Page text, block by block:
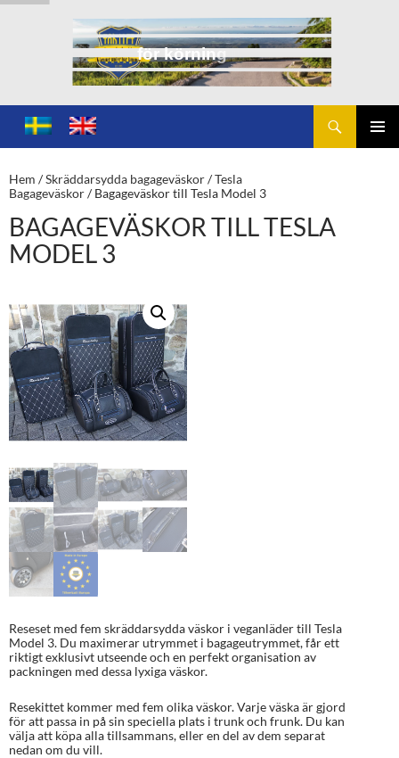
för körning under bar him
Toplift.se – för körning under bar himmel
HOPPA
TILL
Hem /Skräddarsydda bagageväskor/Tesla
Bagageväskor/ Bagageväskor till Tesla Model 3
BAGAGEVÄSKOR TILL TESLA
MODEL 3
Reseset med fem skräddarsydda väskor i veganläder till Tesla
Model 3. Du maximerar utrymmet i bagageutrymmet, får ett
riktigt exklusivt utseende och en perfekt organisation av
packningen med dessa lyxiga väskor.
Resekittet kommer med fem olika väskor. Varje väska är gjord
för att passa in på sin speciella plats i trunk och frunk. Du kan
välja att köpa alla tillsammans, eller en del av dem separat
nedan om du vill.